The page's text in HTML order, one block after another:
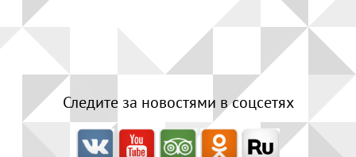
Следите за новостями в соцсетях